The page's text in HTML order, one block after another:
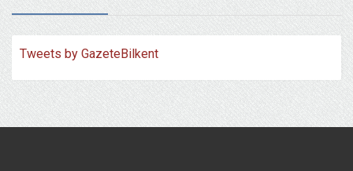
Tweets by GazeteBilkent